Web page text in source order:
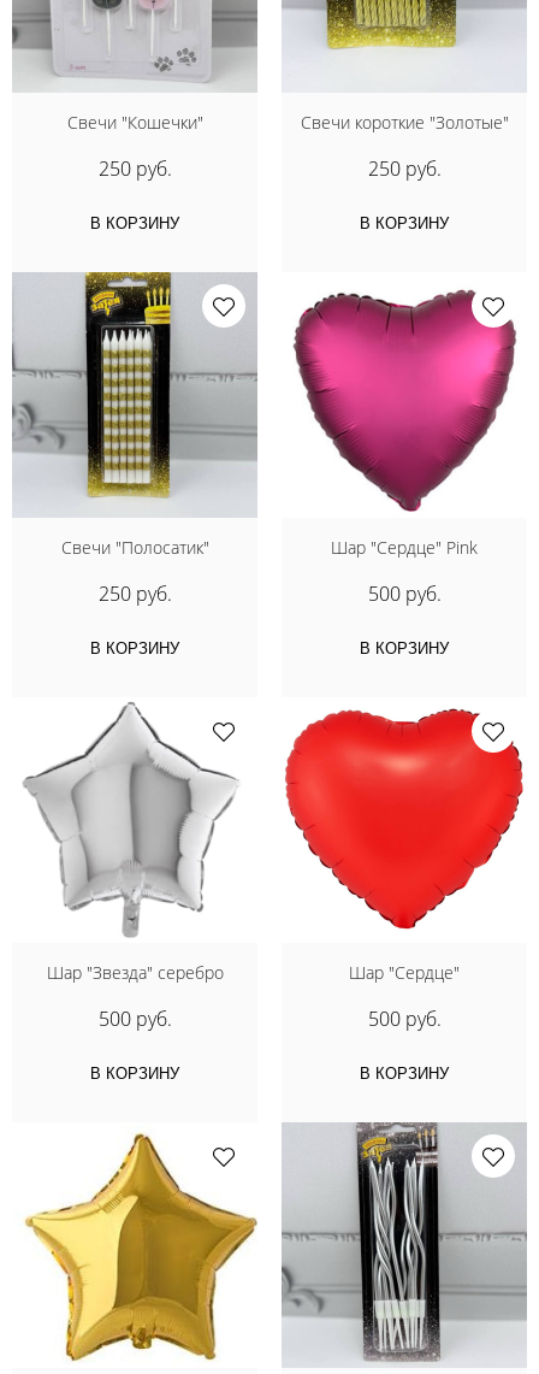
Свечи "Кошечки"
250 руб.
В КОРЗИНУ
Свечи короткие "Золотые"
250 руб.
В КОРЗИНУ
Свечи "Полосатик"
250 руб.
В КОРЗИНУ
Шар "Сердце" Pink
500 руб.
В КОРЗИНУ
Шар "Звезда" серебро
500 руб.
В КОРЗИНУ
Шар "Сердце"
500 руб.
В КОРЗИНУ